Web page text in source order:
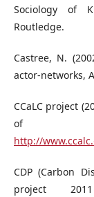
Sociology of
Routledge.
Castree, N.
actor-networks,
CCaLC project
of
http://
CDP (Carbon
project